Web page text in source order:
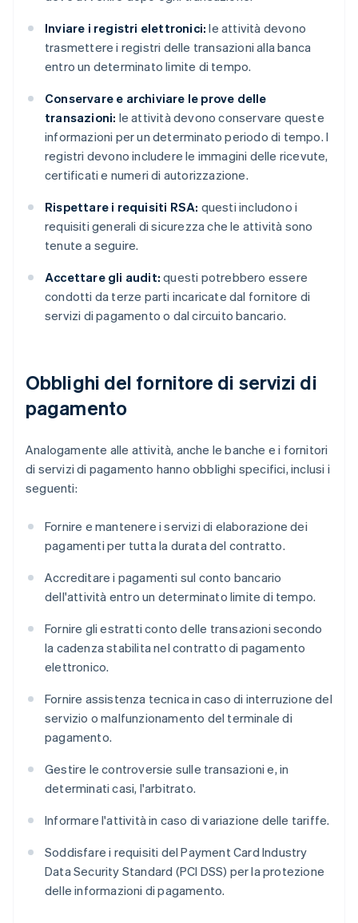
Inviare i registri elettronici: le attività devono
trasmettere i registri delle transazioni alla banca
entro un determinato limite di tempo.
Conservare e archiviare le prove delle
transazioni: le attività devono conservare queste
informazioni per un determinato periodo di tempo. I
registri devono includere le immagini delle ricevute,
certificati e numeri di autorizzazione.
Rispettare i requisiti RSA: questi includono i
requisiti generali di sicurezza che le attività sono
tenute a seguire.
Accettare gli audit: questi potrebbero essere
condotti da terze parti incaricate dal fornitore di
servizi di pagamento o dal circuito bancario.
Obblighi del fornitore di servizi di
pagamento
Analogamente alle attività, anche le banche e i fornitori
di servizi di pagamento hanno obblighi specifici, inclusi i
seguenti:
Fornire e mantenere i servizi di elaborazione dei
pagamenti per tutta la durata del contratto.
Accreditare i pagamenti sul conto bancario
dell'attività entro un determinato limite di tempo.
Fornire gli estratti conto delle transazioni secondo
la cadenza stabilita nel contratto di pagamento
elettronico.
Fornire assistenza tecnica in caso di interruzione del
servizio o malfunzionamento del terminale di
pagamento.
Gestire le controversie sulle transazioni e, in
determinati casi, l'arbitrato.
Informare l'attività in caso di variazione delle tariffe.
Soddisfare i requisiti del Payment Card Industry
Data Security Standard (PCI DSS) per la protezione
delle informazioni di pagamento.